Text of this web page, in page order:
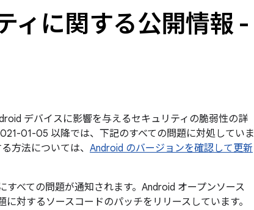
ィに関する公開情報 -
デバイスに影響を与えるセキュリティの脆弱性の詳
01-05 以降では、下記のすべての問題に対処していま
方法については、 Android のバージョンを確認して更新
べての問題が通知されます。Android オープンソース
対するソースコードのパッチをリリースしています。